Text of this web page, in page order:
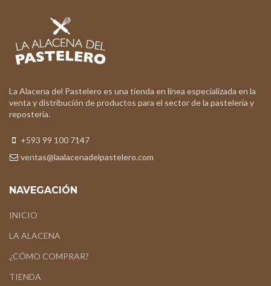
La Alacena del Pastelero es una tienda en línea especializada en la
venta y distribución de productos para el sector de la pastelería y
repostería.
+593 99 100 7147
ventas@laalacenadelpastelero.com
NAVEGACIÓN
INICIO
LA ALACENA
¿CÓMO COMPRAR?
TIENDA